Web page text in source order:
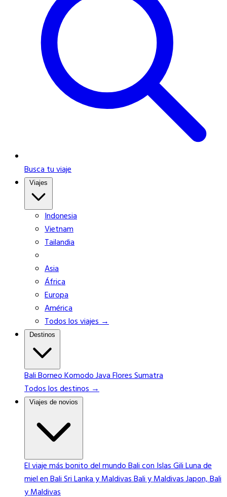
Busca tu viaje
Indonesia
Vietnam
Tailandia
Asia
África
Europa
América
Todos los viajes →
Destinos
BaliBorneoKomodoJavaFloresSumatra
Todos los destinos →
Viajes de novios
El viaje más bonito del mundoBali con Islas GiliLuna de
miel en BaliSri Lanka y MaldivasBali y MaldivasJapon, Bali
y Maldivas